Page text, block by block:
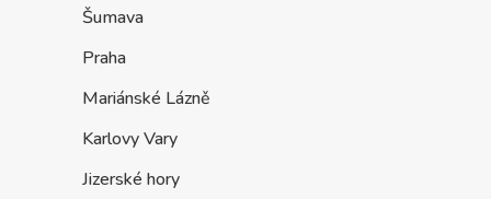
Šumava
Praha
Mariánské Lázně
Karlovy Vary
Jizerské hory